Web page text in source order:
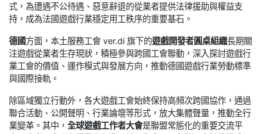
式，為遭遇不公待遇、惡意辭退的從業者提供法律援助與權益支
持，成為法國遊戲行業穩定用工秩序的重要基石。
德國方面，本土服務工會 ver.di 旗下的遊戲開發者圓桌組織長期關
注遊戲從業者生存現狀，積極參與跨國工會聯動，深入探討遊戲行
業工會的價值、運作模式與發展方向，推動德國遊戲行業勞動標準
與國際接軌。
除區域獨立行動外，各大遊戲工會始終保持高頻次跨國協作，通過
聯合活動、公開聲明、行業論壇等形式，放大集體聲量，推動全行
業變革。其中， 全球遊戲工作者大會是聯盟常態化的重要交流平